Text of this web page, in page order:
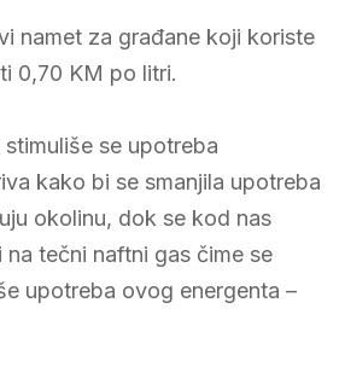
namet za građane koji koriste
0,70 KM po litri.
se upotreba
kako bi se smanjila upotreba
okolinu, dok se kod nas
tečni naftni gas čime se
upotreba ovog energenta –